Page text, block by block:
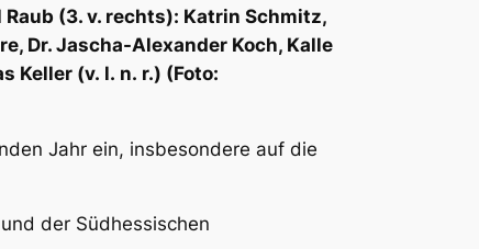
(3. v. rechts): Katrin Schmitz,
Dr. Jascha-Alexander Koch, Kalle
Keller (v. l. n. r.) (Foto:
Jahr ein, insbesondere auf die
der Südhessischen